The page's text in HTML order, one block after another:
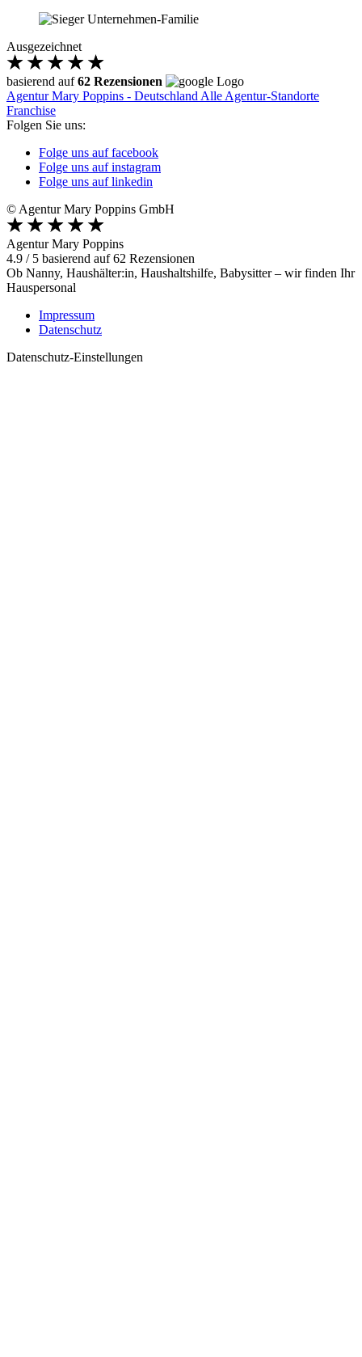
Ausgezeichnet
basierend auf62 Rezensionen
Agentur Mary Poppins - Deutschland Alle Agentur-Standorte
Franchise
Folgen Sie uns:
Folge uns auf facebook
Folge uns auf instagram
Folge uns auf linkedin
© Agentur Mary Poppins GmbH
Agentur Mary Poppins
4.9 / 5 basierend auf62 Rezensionen
Ob Nanny, Haushälter:in, Haushaltshilfe, Babysitter – wir finden Ihr
Hauspersonal
Impressum
Datenschutz
Datenschutz-Einstellungen